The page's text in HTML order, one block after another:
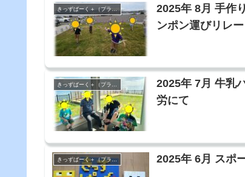
きっずぱーく＋（プラス）
2025年 8月 手作
ンポン運びリレー
2025年 7月 牛乳
労にて
きっずぱーく＋（プラス） 2025年 6月 スポ